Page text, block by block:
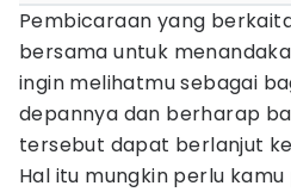
Pembicaraan yang
bersama untuk
ingin melihatmu sebagai
depannya dan berharap
tersebut dapat berlanjut
Hal itu mungkin perlu